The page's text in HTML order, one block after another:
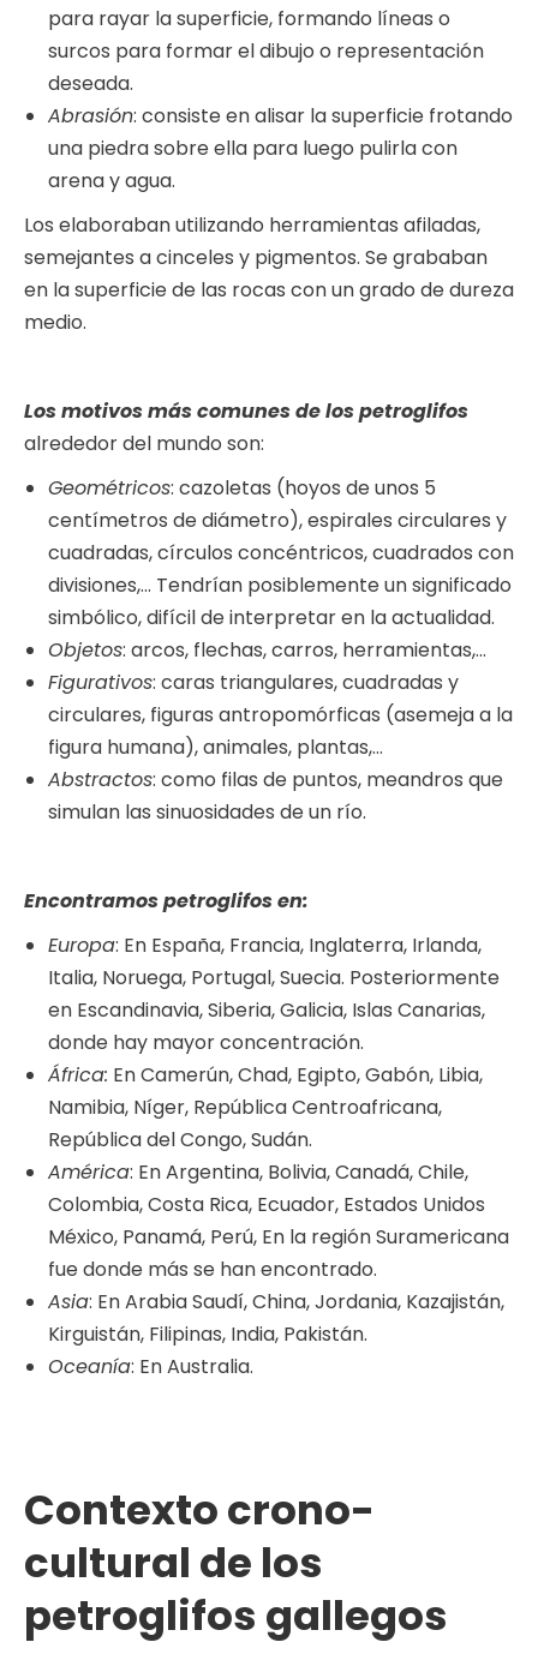
para rayar la superficie, formando líneas o
surcos para formar el dibujo o representación
deseada.
Abrasión: consiste en alisar la superficie frotando
una piedra sobre ella para luego pulirla con
arena y agua.
Los elaboraban utilizando herramientas afiladas,
semejantes a cinceles y pigmentos. Se grababan
en la superficie de las rocas con un grado de dureza
medio.
Los motivos más comunes de los petroglifos
alrededor del mundo son:
Geométricos: cazoletas (hoyos de unos 5
centímetros de diámetro), espirales circulares y
cuadradas, círculos concéntricos, cuadrados con
divisiones,… Tendrían posiblemente un significado
simbólico, difícil de interpretar en la actualidad.
Objetos: arcos, flechas, carros, herramientas,…
Figurativos: caras triangulares, cuadradas y
circulares, figuras antropomórficas (asemeja a la
figura humana), animales, plantas,…
Abstractos: como filas de puntos, meandros que
simulan las sinuosidades de un río.
Encontramos petroglifos en:
Europa: En España, Francia, Inglaterra, Irlanda,
Italia, Noruega, Portugal, Suecia. Posteriormente
en Escandinavia, Siberia, Galicia, Islas Canarias,
donde hay mayor concentración.
África: En Camerún, Chad, Egipto, Gabón, Libia,
Namibia, Níger, República Centroafricana,
República del Congo, Sudán.
América: En Argentina, Bolivia, Canadá, Chile,
Colombia, Costa Rica, Ecuador, Estados Unidos
México, Panamá, Perú, En la región Suramericana
fue donde más se han encontrado.
Asia: En Arabia Saudí, China, Jordania, Kazajistán,
Kirguistán, Filipinas, India, Pakistán.
Oceanía: En Australia.
Contexto crono-
cultural de los
petroglifos gallegos